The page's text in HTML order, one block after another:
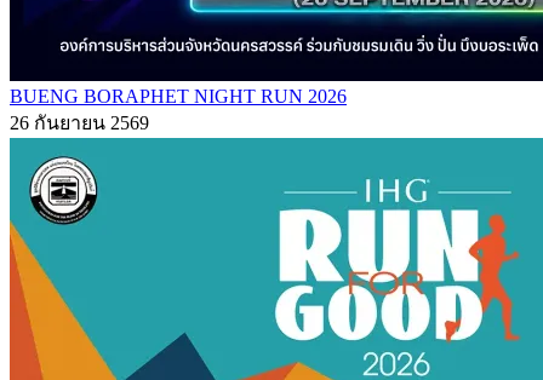
BUENG BORAPHET NIGHT RUN 2026
26 กันยายน 2569